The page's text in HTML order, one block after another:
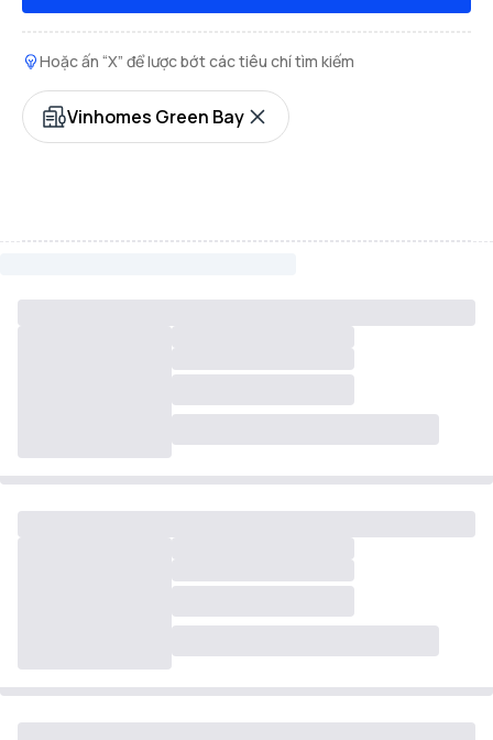
Hoặc ấn “X” để lược bớt các tiêu chí tìm kiếm
Vinhomes Green Bay